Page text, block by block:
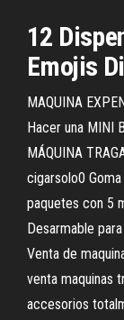
12
Emojis
MAQUINA
Hacer una MINI
MÁQUINA
cigarsolo0
paquetes con 5
Desarmable
Venta de
venta maquinas
accesorios